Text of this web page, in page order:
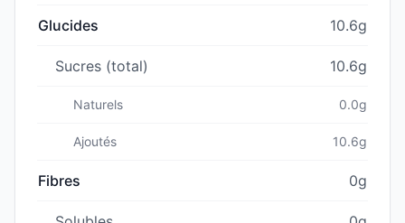
Glucides 10.6g
Sucres (total) 10.6g
Naturels 0.0g
Ajoutés 10.6g
Fibres 0g